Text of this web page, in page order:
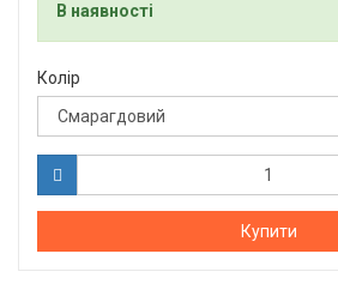
В наявності
Колір
Купити